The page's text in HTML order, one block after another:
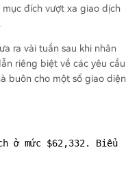
đích vượt xa giao dịch
ra vài tuần sau khi nhân
riêng biệt về các yêu cầu
buôn cho một số giao diện
ở mức $62,332. Biểu